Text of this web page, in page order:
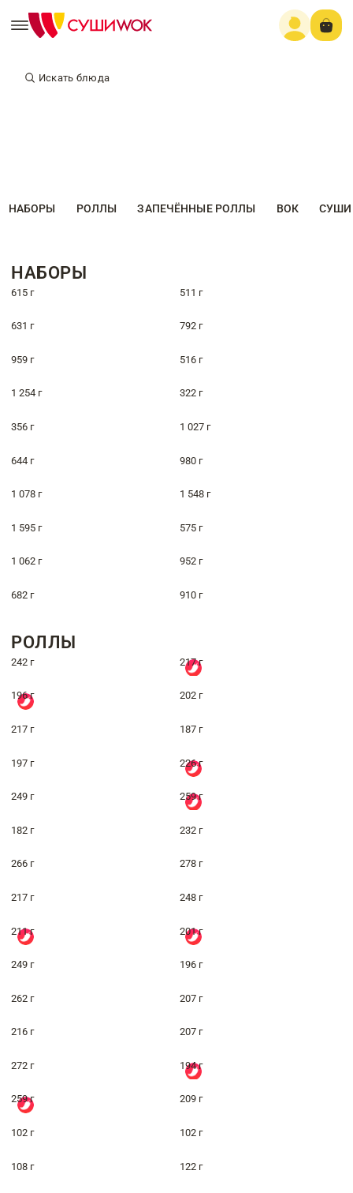
Искать блюда
НАБОРЫ РОЛЛЫ ЗАПЕЧЁННЫЕ РОЛЛЫ ВОК СУШИ
НАБОРЫ
615 г 511 г
631 г 792 г
959 г 516 г
1 254 г 322 г
356 г 1 027 г
644 г 980 г
1 078 г 1 548 г
1 595 г 575 г
1 062 г 952 г
682 г 910 г
РОЛЛЫ
242 г 217 г
196 г 202 г
217 г 187 г
197 г 226 г
249 г 259 г
182 г 232 г
266 г 278 г
217 г 248 г
211 г 201 г
249 г 196 г
262 г 207 г
216 г 207 г
272 г 194 г
259 г 209 г
102 г 102 г
108 г 122 г